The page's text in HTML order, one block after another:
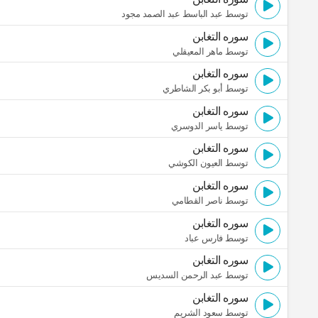
توسط عبد الباسط عبد الصمد مجود
سوره التغابن
توسط ماهر المعيقلي
سوره التغابن
توسط أبو بكر الشاطري
سوره التغابن
توسط ياسر الدوسري
سوره التغابن
توسط العيون الكوشي
سوره التغابن
توسط ناصر القطامي
سوره التغابن
توسط فارس عباد
سوره التغابن
توسط عبد الرحمن السديس
سوره التغابن
توسط سعود الشريم